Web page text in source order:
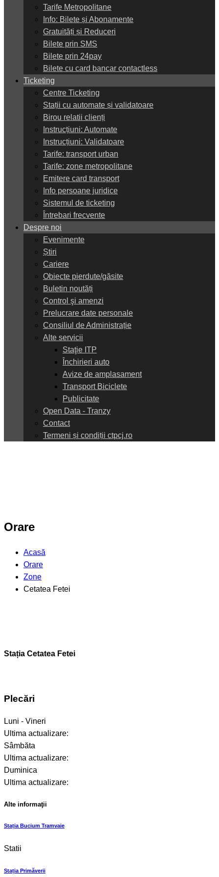
Tarife Metropolitane
Info: Bilete și Abonamente
Gratuități și Reduceri
Bilete prin SMS
Bilete prin 24pay
Bilete cu card bancar contactless
Ticketing
Centre Ticketing
Stații cu automate și validatoare
Birou relatii clienți
Instrucțiuni: Automate
Instrucțiuni: Validatoare
Tarife: transport urban
Tarife: zone metropolitane
Emitere card transport
Info persoane juridice
Sistemul de ticketing
Întrebari frecvente
Despre noi
Evenimente
Știri
Cariere
Obiecte pierdute/găsite
Buletin noutăți
Control şi amenzi
Prelucrare date personale
Consiliul de Administrație
Alte servicii
Staţie ITP
Închirieri auto
Avize de amplasament
Transport Biciclete
Publicitate
Open Data - Tranzy
Contact
Termeni și condiții ctpcj.ro
Orare
Acasă
Orare
Zone
Cetatea Fetei
Stația Cetatea Fetei
Plecări
Luni - Vineri
Ultima actualizare:
Sâmbăta
Ultima actualizare:
Duminica
Ultima actualizare:
Alte informaţii
Stația Bucium Tramvaie
Statii
Stația Primăverii